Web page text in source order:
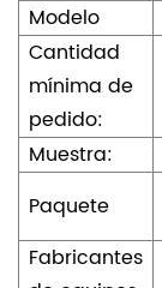
Modelo
Cantidad
mínima de
pedido:
Muestra:
Paquete
Fabricantes